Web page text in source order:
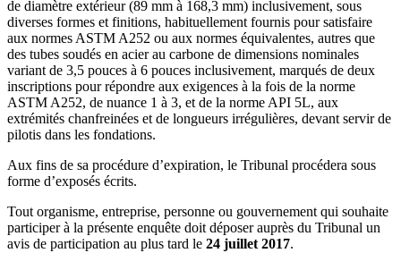
de diamètre extérieur (89 mm à 168,3 mm) inclusivement, sous
diverses formes et finitions, habituellement fournis pour satisfaire
aux normes ASTM A252 ou aux normes équivalentes, autres que
des tubes soudés en acier au carbone de dimensions nominales
variant de 3,5 pouces à 6 pouces inclusivement, marqués de deux
inscriptions pour répondre aux exigences à la fois de la norme
ASTM A252, de nuance 1 à 3, et de la norme API 5L, aux
extrémités chanfreinées et de longueurs irrégulières, devant servir de
pilotis dans les fondations.
Aux fins de sa procédure d’expiration, le Tribunal procédera sous
forme d’exposés écrits.
Tout organisme, entreprise, personne ou gouvernement qui souhaite
participer à la présente enquête doit déposer auprès du Tribunal un
avis de participation au plus tard le 24 juillet 2017.